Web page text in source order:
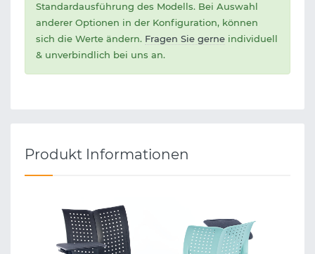
Standardausführung des Modells. Bei Auswahl
anderer Optionen in der Konfiguration, können
sich die Werte ändern. Fragen Sie gerne individuell
& unverbindlich bei uns an.
Produkt Informationen